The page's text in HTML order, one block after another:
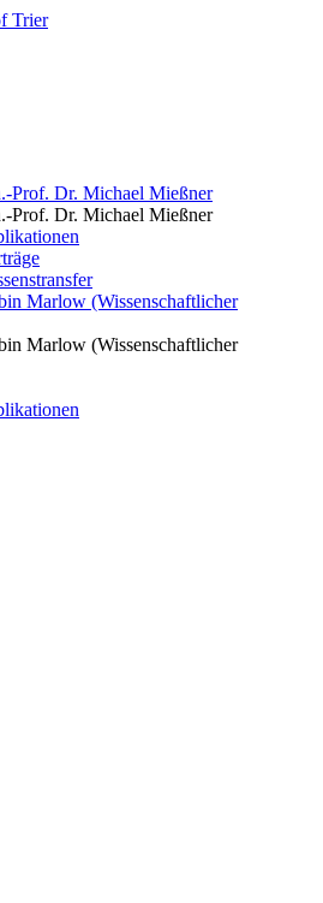
Prof. Dr. Michael Mießner
Prof. Dr. Michael Mießner
Marlow (Wissenschaftlicher
Marlow (Wissenschaftlicher